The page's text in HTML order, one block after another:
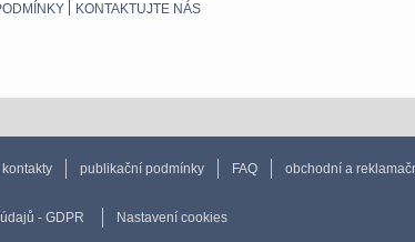
KONTAKTUJTE NÁS
kontakty publikační podmínky FAQ obchodní a
- GDPR Nastavení cookies